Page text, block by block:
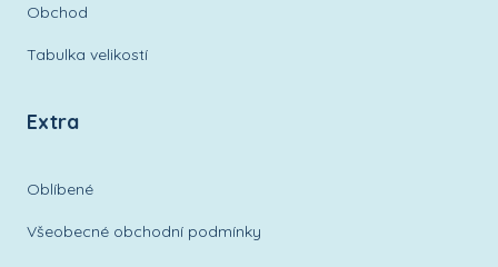
Obchod
Tabulka velikostí
Extra
Oblíbené
Všeobecné obchodní podmínky